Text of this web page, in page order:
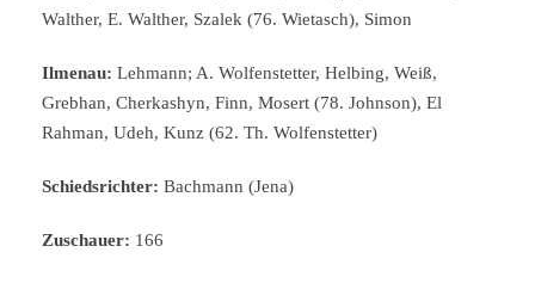
Walther, E. Walther, Szalek (76. Wietasch), Simon
Ilmenau: Lehmann; A. Wolfenstetter, Helbing, Weiß,
Grebhan, Cherkashyn, Finn, Mosert (78. Johnson), El
Rahman, Udeh, Kunz (62. Th. Wolfenstetter)
Schiedsrichter: Bachmann (Jena)
Zuschauer: 166